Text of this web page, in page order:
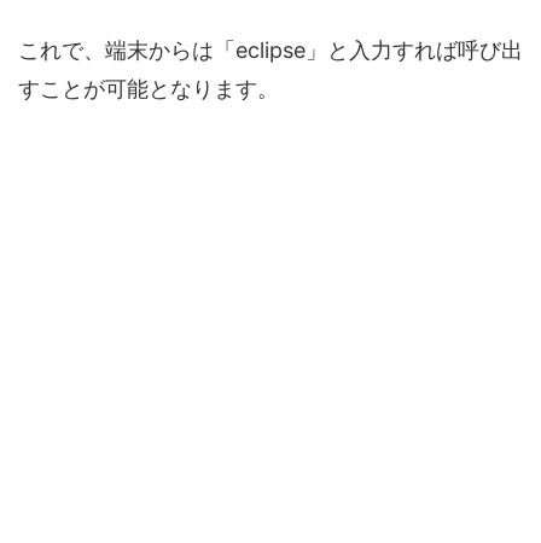
これで、端末からは「eclipse」と入力すれば呼び出
すことが可能となります。